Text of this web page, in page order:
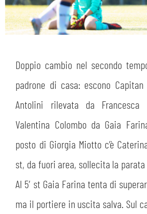
Doppio cambio nel secondo
padrone di casa: escono Capitan
Antolini rilevata da Francesca
Valentina Colombo da Gaia
posto di Giorgia Miotto c’è
st, da fuori area, sollecita la parata
Al 5′ st Gaia Farina tenta di
ma il portiere in uscita salva. Sul